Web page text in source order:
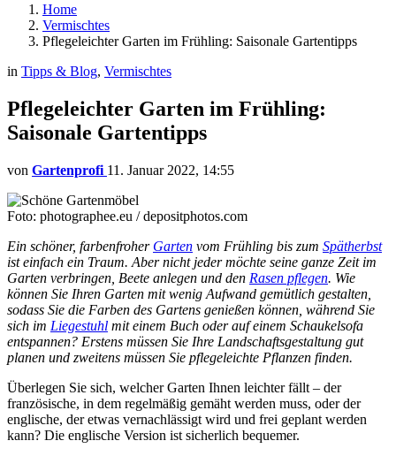
Home
Vermischtes
Pflegeleichter Garten im Frühling: Saisonale Gartentipps
in Tipps & Blog, Vermischtes
Pflegeleichter Garten im Frühling:
Saisonale Gartentipps
von Gartenprofi 11. Januar 2022, 14:55
Foto: photographee.eu / depositphotos.com
Ein schöner, farbenfroher Garten vom Frühling bis zum Spätherbst
ist einfach ein Traum. Aber nicht jeder möchte seine ganze Zeit im
Garten verbringen, Beete anlegen und den Rasen pflegen. Wie
können Sie Ihren Garten mit wenig Aufwand gemütlich gestalten,
sodass Sie die Farben des Gartens genießen können, während Sie
sich im Liegestuhl mit einem Buch oder auf einem Schaukelsofa
entspannen? Erstens müssen Sie Ihre Landschaftsgestaltung gut
planen und zweitens müssen Sie pflegeleichte Pflanzen finden.
Überlegen Sie sich, welcher Garten Ihnen leichter fällt – der
französische, in dem regelmäßig gemäht werden muss, oder der
englische, der etwas vernachlässigt wird und frei geplant werden
kann? Die englische Version ist sicherlich bequemer.